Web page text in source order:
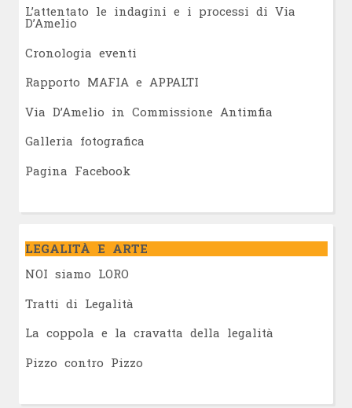
L’attentato le indagini e i processi di Via
D’Amelio
Cronologia eventi
Rapporto MAFIA e APPALTI
Via D’Amelio in Commissione Antimfia
Galleria fotografica
Pagina Facebook
LEGALITÀ E ARTE
NOI siamo LORO
Tratti di Legalità
La coppola e la cravatta della legalità
Pizzo contro Pizzo